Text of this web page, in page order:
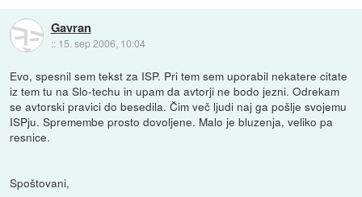
Gavran
:: 15. sep 2006, 10:04
Evo, spesnil sem tekst za ISP. Pri tem sem uporabil nekatere citate
iz tem tu na Slo-techu in upam da avtorji ne bodo jezni. Odrekam
se avtorski pravici do besedila. Čim več ljudi naj ga pošlje svojemu
ISPju. Spremembe prosto dovoljene. Malo je bluzenja, veliko pa
resnice.
Spoštovani,